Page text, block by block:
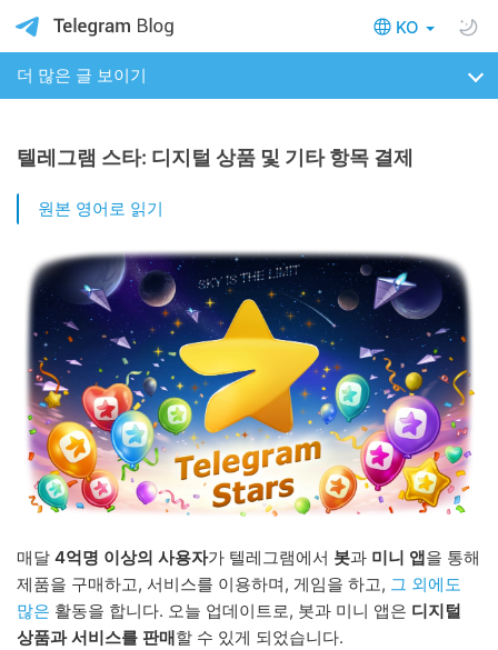
KO
더 많은 글 보이기
텔레그램 스타: 디지털 상품 및 기타 항목 결제
원본 영어로 읽기
매달 4억명 이상의 사용자가 텔레그램에서 봇과 미니 앱을 통해
제품을 구매하고, 서비스를 이용하며, 게임을 하고, 그 외에도
많은 활동을 합니다. 오늘 업데이트로, 봇과 미니 앱은 디지털
상품과 서비스를 판매할 수 있게 되었습니다.